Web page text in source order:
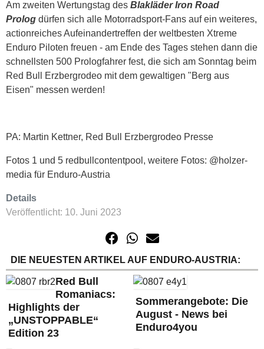
Am zweiten Wertungstag des Blakläder Iron Road
Prolog dürfen sich alle Motorradsport-Fans auf ein weiteres,
actionreiches Aufeinandertreffen der weltbesten Xtreme
Enduro Piloten freuen - am Ende des Tages stehen dann die
schnellsten 500 Prologfahrer fest, die sich am Sonntag beim
Red Bull Erzbergrodeo mit dem gewaltigen "Berg aus
Eisen" messen werden!
PA: Martin Kettner, Red Bull Erzbergrodeo Presse
Fotos 1 und 5 redbullcontentpool, weitere Fotos: @holzer-
media für Enduro-Austria
Details
Veröffentlicht: 10. Juni 2023
DIE NEUESTEN ARTIKEL AUF ENDURO-AUSTRIA:
Red Bull
Romaniacs:
Highlights der
„UNSTOPPABLE“
Edition 23
Sommerangebote: Die
August - News bei
Enduro4you